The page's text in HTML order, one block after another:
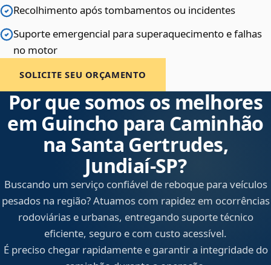
Recolhimento após tombamentos ou incidentes
Suporte emergencial para superaquecimento e falhas
no motor
SOLICITE SEU ORÇAMENTO
Por que somos os melhores
em Guincho para Caminhão
na Santa Gertrudes,
Jundiaí‑SP?
Buscando um serviço confiável de reboque para veículos
pesados na região? Atuamos com rapidez em ocorrências
rodoviárias e urbanas, entregando suporte técnico
eficiente, seguro e com custo acessível.
É preciso chegar rapidamente e garantir a integridade do